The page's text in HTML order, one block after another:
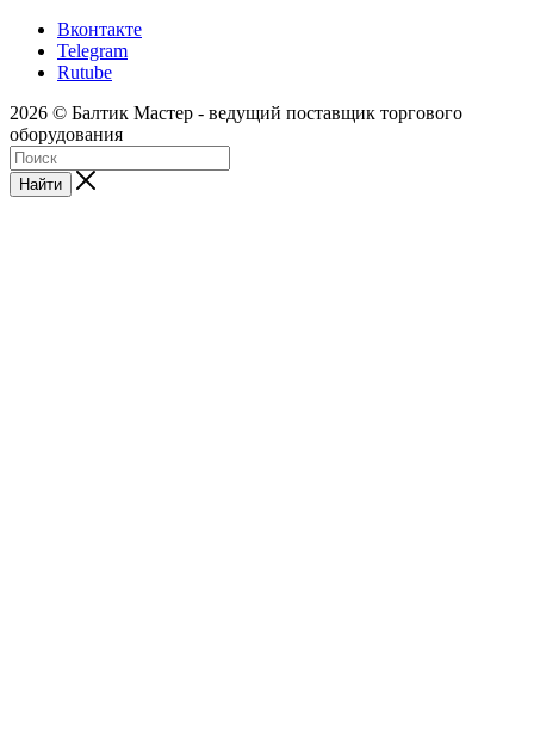
Вконтакте
Telegram
Rutube
2026 © Балтик Мастер - ведущий поставщик торгового
оборудования
Найти